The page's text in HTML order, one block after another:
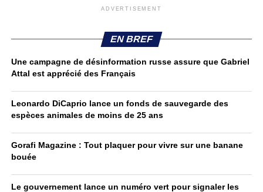
ADVERTISEMENT
EN BREF
Une campagne de désinformation russe assure que Gabriel
Attal est apprécié des Français
Leonardo DiCaprio lance un fonds de sauvegarde des
espèces animales de moins de 25 ans
Gorafi Magazine : Tout plaquer pour vivre sur une banane
bouée
Le gouvernement lance un numéro vert pour signaler les